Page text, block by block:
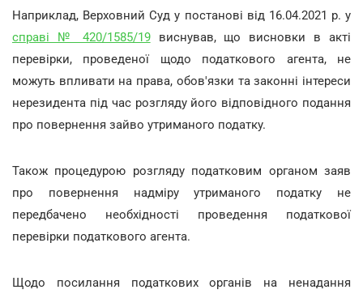
Наприклад, Верховний Суд у постанові від 16.04.2021 р. у
справі № 420/1585/19виснував, що висновки в акті
перевірки, проведеної щодо податкового агента, не
можуть впливати на права, обов'язки та законні інтереси
нерезидента під час розгляду його відповідного подання
про повернення зайво утриманого податку.
Також процедурою розгляду податковим органом заяв
про повернення надміру утриманого податку не
передбачено необхідності проведення податкової
перевірки податкового агента.
Щодо посилання податкових органів на ненадання